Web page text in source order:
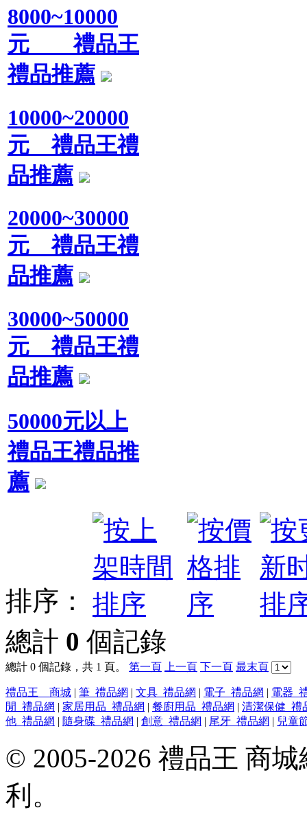
8000~10000
元 禮品王
禮品推薦
10000~20000
元 禮品王禮
品推薦
20000~30000
元 禮品王禮
品推薦
30000~50000
元 禮品王禮
品推薦
50000元以上
禮品王禮品推
薦
排序：
總計 0 個記錄
總計 0 個記錄，共 1 頁。 第一頁 上一頁 下一頁 最末頁
禮品王 商城 筆_禮品網 文具_禮品網 電子_禮品網
電器_
閒_禮品網
家居用品_禮品網 餐廚用品_禮品網
清潔保健_禮
他_禮品網
隨身碟_禮品網 創意_禮品網 尾牙_禮品網 兒童
© 2005-2026 禮品王 商
利。